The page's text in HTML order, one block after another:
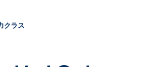
クラス